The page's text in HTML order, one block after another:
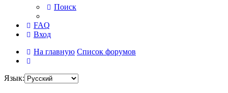
Поиск
FAQ
Вход
На главную Список форумов
Язык: